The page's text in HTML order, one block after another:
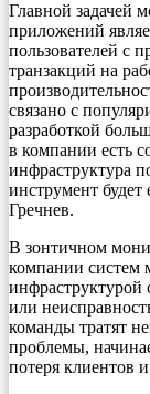
Главной задачей
приложений
пользователей с
транзакций на
связано с
разработкой
в компании есть
инфраструктура
инструмент
Гречнев.
В зонтичном
компании систем
инфраструктурой
или
команды тратят
проблемы,
потеря клиентов